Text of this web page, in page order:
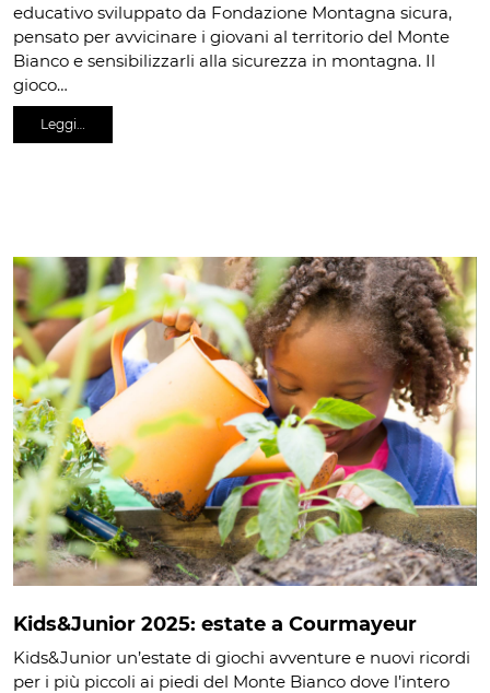
educativo sviluppato da Fondazione Montagna sicura,
pensato per avvicinare i giovani al territorio del Monte
Bianco e sensibilizzarli alla sicurezza in montagna. Il
gioco…
Leggi…
Kids&Junior 2025: estate a Courmayeur
Kids&Junior un’estate di giochi avventure e nuovi ricordi
per i più piccoli ai piedi del Monte Bianco dove l’intero